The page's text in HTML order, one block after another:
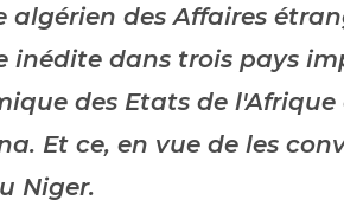
des Affaires
inédite dans trois pays
des Etats de l'Afrique
Et ce, en vue de les
Niger.